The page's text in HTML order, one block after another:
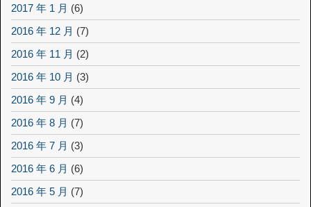
2017 年 1 月 (6)
2016 年 12 月 (7)
2016 年 11 月 (2)
2016 年 10 月 (3)
2016 年 9 月 (4)
2016 年 8 月 (7)
2016 年 7 月 (3)
2016 年 6 月 (6)
2016 年 5 月 (7)